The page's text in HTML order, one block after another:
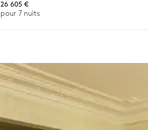
26 605 €
pour 7 nuits